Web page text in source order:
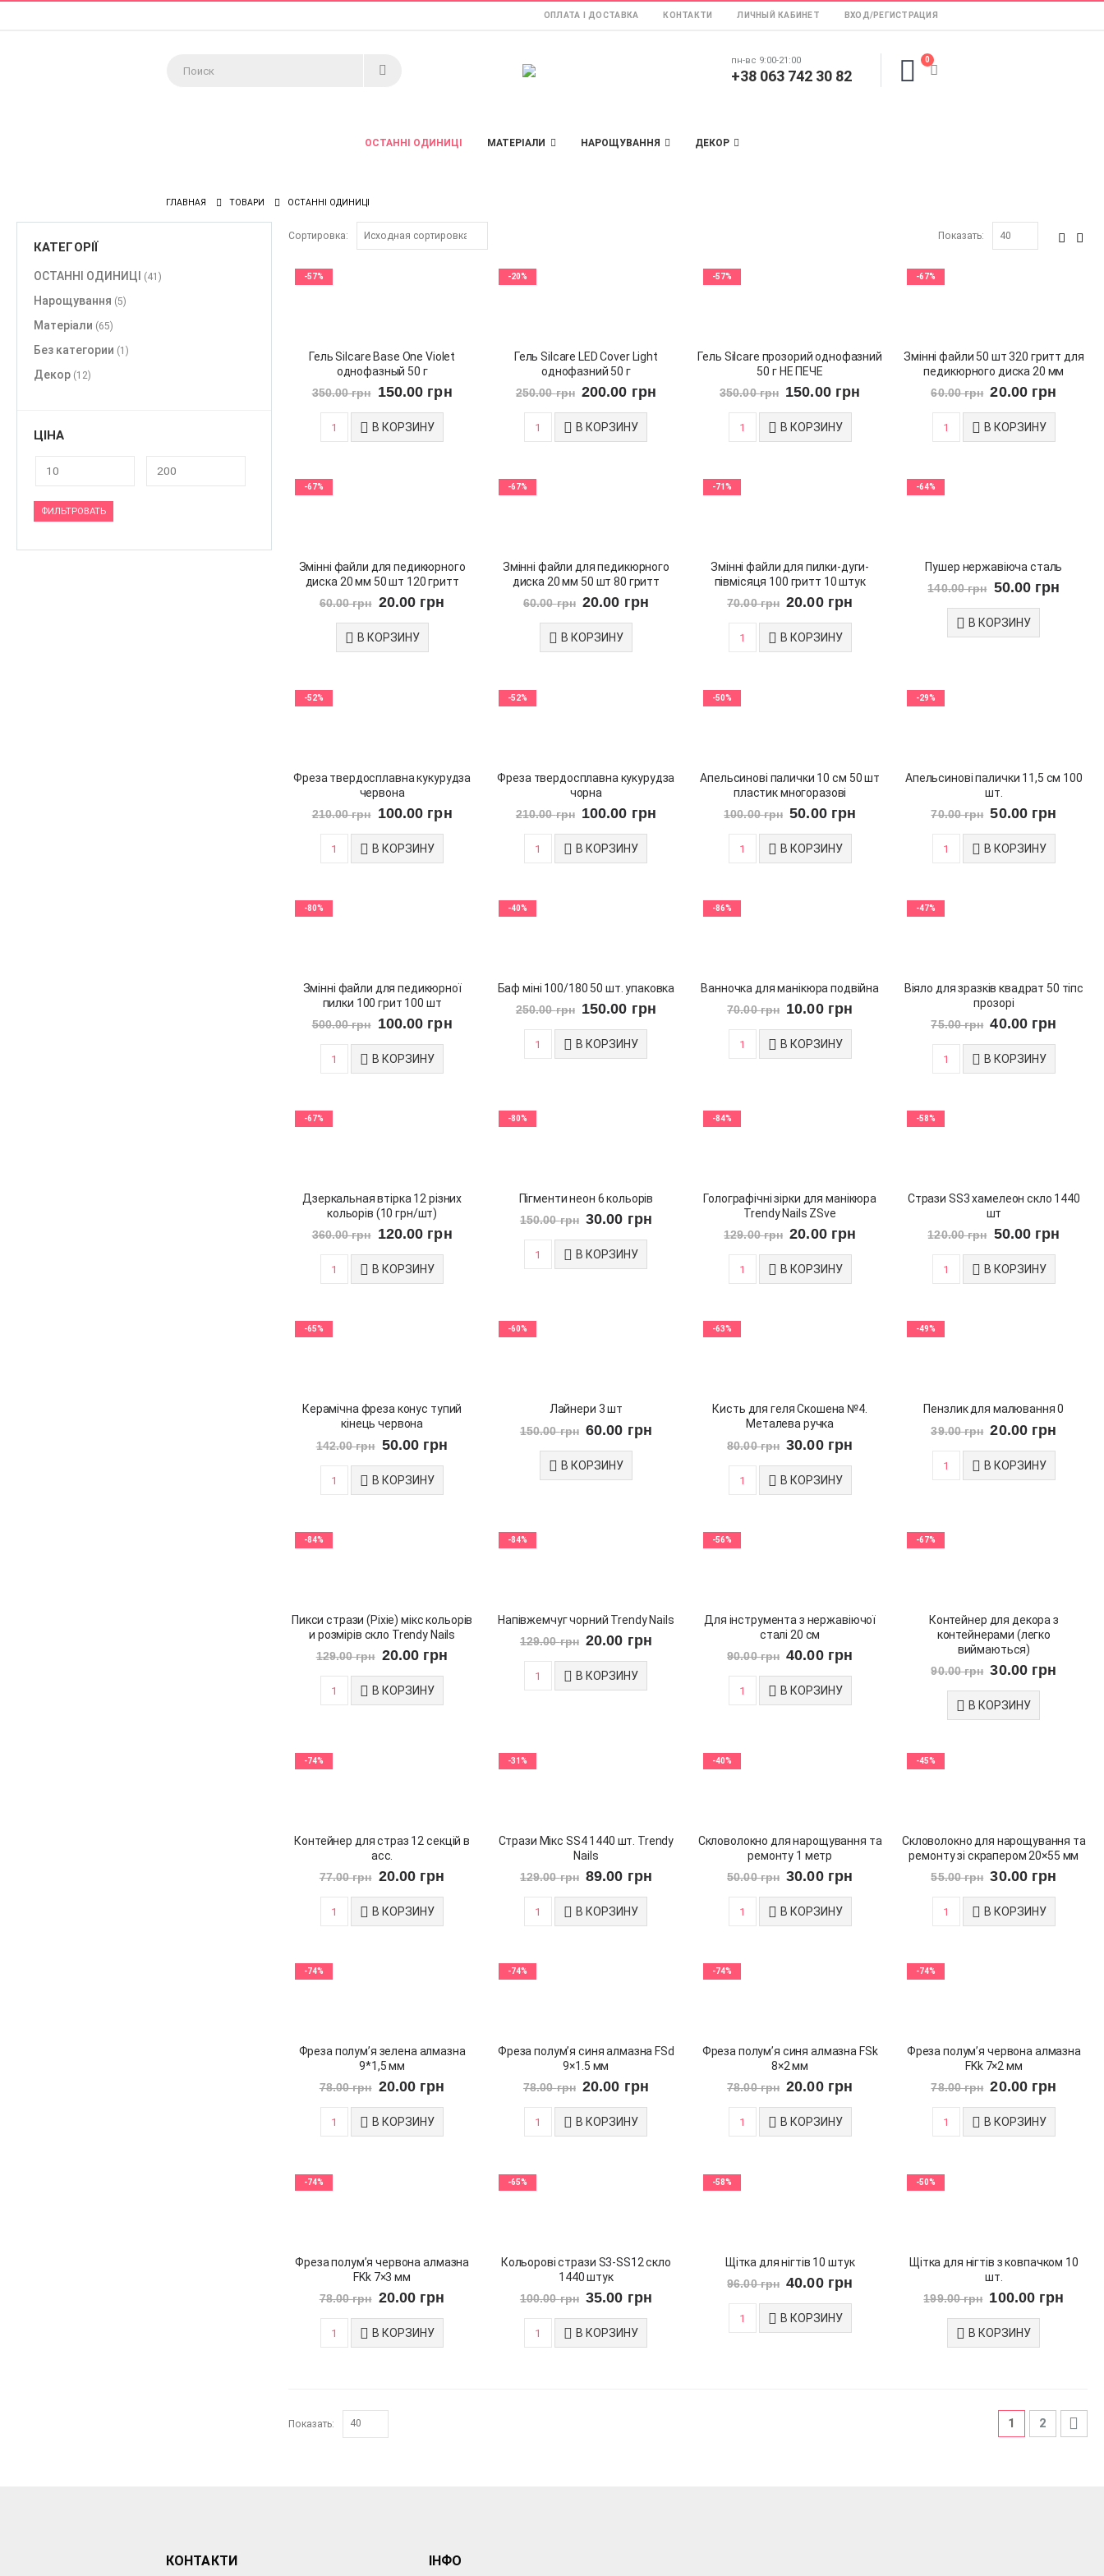
ОПЛАТА І ДОСТАВКА КОНТАКТИ ЛИЧНЫЙ КАБИНЕТ ВХОД/РЕГИСТРАЦИЯ
пн-вс 9:00-21:00
+38 063 742 30 82
0
ОСТАННІ ОДИНИЦІ МАТЕРІАЛИ НАРОЩУВАННЯ ДЕКОР
ГЛАВНАЯ ТОВАРИ ОСТАННІ ОДИНИЦІ
Сортировка: Показать:
-57%
Гель Silcare Base One Violet
однофазный 50 г
350.00грн 150.00 грн
В КОРЗИНУ
-20%
Гель Silcare LED Cover Light
однофазний 50 г
250.00грн 200.00 грн
В КОРЗИНУ
-57%
Гель Silcare прозорий однофазний
50 г НЕ ПЕЧЕ
350.00грн 150.00 грн
В КОРЗИНУ
-67%
Змінні файли 50 шт 320 гритт для
педикюрного диска 20 мм
60.00грн 20.00 грн
В КОРЗИНУ
-67%
Змінні файли для педикюрного
диска 20 мм 50 шт 120 гритт
60.00грн 20.00 грн
В КОРЗИНУ
-67%
Змінні файли для педикюрного
диска 20 мм 50 шт 80 гритт
60.00грн 20.00 грн
В КОРЗИНУ
-71%
Змінні файли для пилки-дуги-
півмісяця 100 гритт 10 штук
70.00грн 20.00 грн
В КОРЗИНУ
-64%
Пушер нержавіюча сталь
140.00грн 50.00 грн
В КОРЗИНУ
-52%
Фреза твердосплавна кукурудза
червона
210.00грн 100.00 грн
В КОРЗИНУ
-52%
Фреза твердосплавна кукурудза
чорна
210.00грн 100.00 грн
В КОРЗИНУ
-50%
Апельсинові палички 10 см 50 шт
пластик многоразові
100.00грн 50.00 грн
В КОРЗИНУ
-29%
Апельсинові палички 11,5 см 100
шт.
70.00грн 50.00 грн
В КОРЗИНУ
-80%
Змінні файли для педикюрної
пилки 100 грит 100 шт
500.00грн 100.00 грн
В КОРЗИНУ
-40%
Баф міні 100/180 50 шт. упаковка
250.00грн 150.00 грн
В КОРЗИНУ
-86%
Ванночка для манікюра подвійна
70.00грн 10.00 грн
В КОРЗИНУ
-47%
Віяло для зразків квадрат 50 тіпс
прозорі
75.00грн 40.00 грн
В КОРЗИНУ
-67%
Дзеркальная втірка 12 різних
кольорів (10 грн/шт)
360.00грн 120.00 грн
В КОРЗИНУ
-80%
Пігменти неон 6 кольорів
150.00грн 30.00 грн
В КОРЗИНУ
-84%
Голографічні зірки для манікюра
Trendy Nails ZSve
129.00грн 20.00 грн
В КОРЗИНУ
-58%
Стрази SS3 хамелеон скло 1440
шт
120.00грн 50.00 грн
В КОРЗИНУ
-65%
Керамічна фреза конус тупий
кінець червона
142.00грн 50.00 грн
В КОРЗИНУ
-60%
Лайнери 3 шт
150.00грн 60.00 грн
В КОРЗИНУ
-63%
Кисть для геля Скошена №4.
Металева ручка
80.00грн 30.00 грн
В КОРЗИНУ
-49%
Пензлик для малювання 0
39.00грн 20.00 грн
В КОРЗИНУ
-84%
Пикси стрази (Pixie) мікс кольорів
и розмірів скло Trendy Nails
129.00грн 20.00 грн
В КОРЗИНУ
-84%
Напівжемчуг чорний Trendy Nails
129.00грн 20.00 грн
В КОРЗИНУ
-56%
Для інструмента з нержавіючої
сталі 20 см
90.00грн 40.00 грн
В КОРЗИНУ
-67%
Контейнер для декора з
контейнерами (легко
виймаються)
90.00грн 30.00 грн
В КОРЗИНУ
-74%
Контейнер для страз 12 секцій в
асс.
77.00грн 20.00 грн
В КОРЗИНУ
-31%
Стрази Мікс SS4 1440 шт. Trendy
Nails
129.00грн 89.00 грн
В КОРЗИНУ
-40%
Скловолокно для нарощування та
ремонту 1 метр
50.00грн 30.00 грн
В КОРЗИНУ
-45%
Скловолокно для нарощування та
ремонту зі скрапером 20×55 мм
55.00грн 30.00 грн
В КОРЗИНУ
-74%
Фреза полум’я зелена алмазна
9*1,5 мм
78.00грн 20.00 грн
В КОРЗИНУ
-74%
Фреза полум’я синя алмазна FSd
9×1.5 мм
78.00грн 20.00 грн
В КОРЗИНУ
-74%
Фреза полум’я синя алмазна FSk
8×2 мм
78.00грн 20.00 грн
В КОРЗИНУ
-74%
Фреза полум’я червона алмазна
FKk 7×2 мм
78.00грн 20.00 грн
В КОРЗИНУ
-74%
Фреза полум’я червона алмазна
FKk 7×3 мм
78.00грн 20.00 грн
В КОРЗИНУ
-65%
Кольорові стрази S3-SS12 скло
1440 штук
100.00грн 35.00 грн
В КОРЗИНУ
-58%
Щітка для нігтів 10 штук
96.00грн 40.00 грн
В КОРЗИНУ
-50%
Щітка для нігтів з ковпачком 10
шт.
199.00грн 100.00 грн
В КОРЗИНУ
Показать: 1 2
КАТЕГОРІЇ
ОСТАННІ ОДИНИЦІ (41)
Нарощування (5)
Матеріали (65)
Без категории (1)
Декор (12)
ЦІНА
ФИЛЬТРОВАТЬ
КОНТАКТИ ІНФО